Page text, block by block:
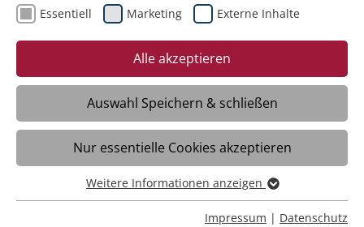
28.03.2025
Soziales gestalten: wie geht
Inklusion?
Tuttlingen - Unsere Interviewreihe zum
Thema Inklusion geht weiter. Klientinnen
und Klienten sowie Mitarbeiterinnen und
Mitarbeiter berichten gemeinsam
darüber, was für sie Inklusion ist und wie
Essentiell Marketing Externe Inhalte
Alle akzeptieren
Auswahl Speichern & schließen
Nur essentielle Cookies akzeptieren
Essentiell
Essentielle Cookies werden für grundlegende Funktionen
Weitere Informationen anzeigen
Impressum | Datenschutz